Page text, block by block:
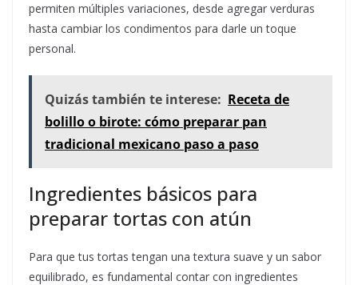
permiten múltiples variaciones, desde agregar verduras
hasta cambiar los condimentos para darle un toque
personal.
Quizás también te interese: Receta de
bolillo o birote: cómo preparar pan
tradicional mexicano paso a paso
Ingredientes básicos para
preparar tortas con atún
Para que tus tortas tengan una textura suave y un sabor
equilibrado, es fundamental contar con ingredientes